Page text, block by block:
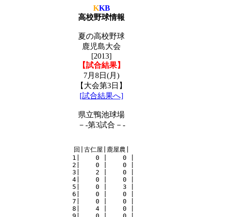
KKB
高校野球情報
夏の高校野球
鹿児島大会
[2013]
【試合結果】
7月8日(月)
【大会第3日】
[試合結果へ]
県立鴨池球場
－-第3試合－-
回|古仁屋|鹿屋農|
1|    0 |    0 |
2|    0 |    0 |
3|    2 |    0 |
4|    0 |    0 |
5|    0 |    3 |
6|    0 |    0 |
7|    0 |    0 |
8|    4 |    0 |